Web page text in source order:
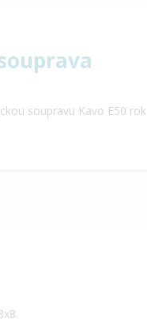
soupravu Kavo E50 rok